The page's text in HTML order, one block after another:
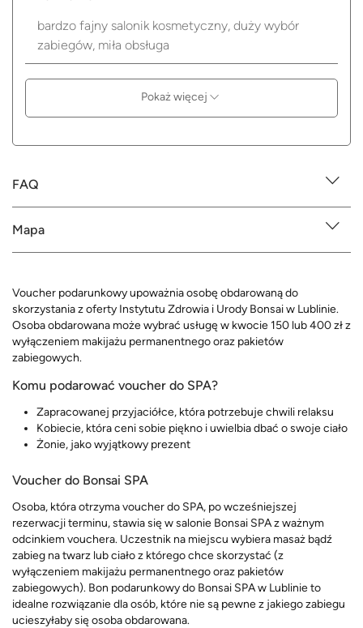
bardzo fajny salonik kosmetyczny, duży wybór
zabiegów, miła obsługa
Pokaż więcej
FAQ
Mapa
Voucher podarunkowy upoważnia osobę obdarowaną do
skorzystania z oferty Instytutu Zdrowia i Urody Bonsai w Lublinie.
Osoba obdarowana może wybrać usługę w kwocie 150 lub 400 zł z
wyłączeniem makijażu permanentnego oraz pakietów
zabiegowych.
Komu podarować voucher do SPA?
Zapracowanej przyjaciółce, która potrzebuje chwili relaksu
Kobiecie, która ceni sobie piękno i uwielbia dbać o swoje ciało
Żonie, jako wyjątkowy prezent
Voucher do Bonsai SPA
Osoba, która otrzyma voucher do SPA, po wcześniejszej
rezerwacji terminu, stawia się w salonie Bonsai SPA z ważnym
odcinkiem vouchera. Uczestnik na miejscu wybiera masaż bądź
zabieg na twarz lub ciało z którego chce skorzystać (z
wyłączeniem makijażu permanentnego oraz pakietów
zabiegowych). Bon podarunkowy do Bonsai SPA w Lublinie to
idealne rozwiązanie dla osób, które nie są pewne z jakiego zabiegu
ucieszyłaby się osoba obdarowana.